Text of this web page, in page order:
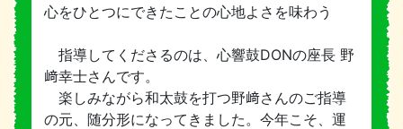
心をひとつにできたことの心地よさを味わう
指導してくださるのは、心響鼓DONの座長 野
﨑幸士さんです。
楽しみながら和太鼓を打つ野﨑さんのご指導
の元、随分形になってきました。今年こそ、運